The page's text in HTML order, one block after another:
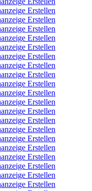
Erstellen
Erstellen
Erstellen
Erstellen
Erstellen
Erstellen
Erstellen
Erstellen
Erstellen
Erstellen
Erstellen
Erstellen
Erstellen
Erstellen
Erstellen
Erstellen
Erstellen
Erstellen
Erstellen
Erstellen